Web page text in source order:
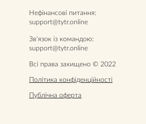
Нефінансові питання:
support@tytr.online
Звʼязок із командою:
support@tytr.online
Всі права захищено © 2022
Політика конфіденційності
Публічна оферта